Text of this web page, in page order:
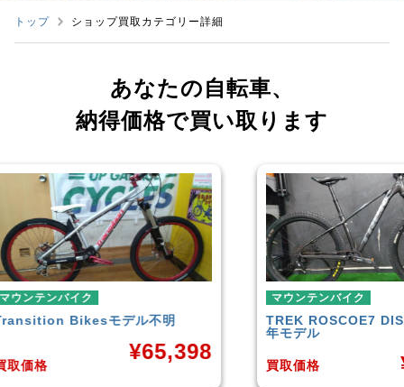
トップ ショップ買取カテゴリー詳細
あなたの自転車、
納得価格で買い取ります
TREKROSCOE7 DISC 2020-21
48,580 買取